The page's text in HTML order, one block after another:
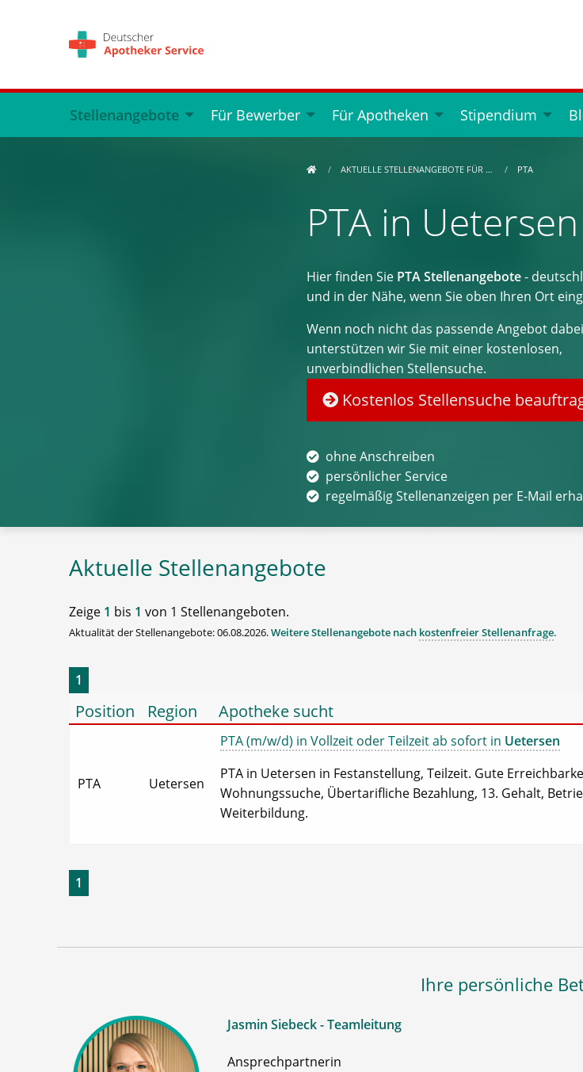
Stellenangebote Für Bewerber Für Apotheken Stipendium
AKTUELLE STELLENANGEBOTE FÜR … PTA
PTA in Uetersen
Hier finden Sie PTA Stellenangebote-
und in der Nähe, wenn Sie oben Ihren Ort
Wenn noch nicht das passende Angebot
unterstützen wir Sie mit einer kostenlosen,
unverbindlichen Stellensuche.
Kostenlos Stellensuche
ohne Anschreiben
persönlicher Service
regelmäßig Stellenanzeigen per E-Mail
Aktuelle Stellenangebote
Zeige 1 bis 1 von 1 Stellenangeboten.
Aktualität der Stellenangebote: 06.08.2026.Weitere Stellenangebote nach kostenfreier Stellenanfrage.
1
Position Region Apotheke sucht
PTA Uetersen
PTA (m/w/d) in Vollzeit oder Teilzeit ab sofort in Uetersen
PTA in Uetersen in Festanstellung, Teilzeit. Gute
Wohnungssuche, Übertarifliche Bezahlung, 13. Gehalt,
Weiterbildung.
1
Ihre persönliche
Jasmin Siebeck - Teamleitung
Ansprechpartnerin